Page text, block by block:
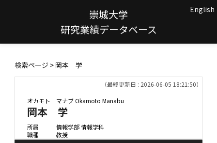
崇城大学
研究業績データベース
English
検索ページ > 岡本 学
（最終更新日 : 2026-06-05 18:21:50）
オカモト マナブOkamoto Manabu
岡本 学
所属
情報学部 情報学科
職種
教授